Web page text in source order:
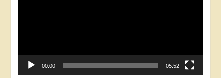
00:00 05:52